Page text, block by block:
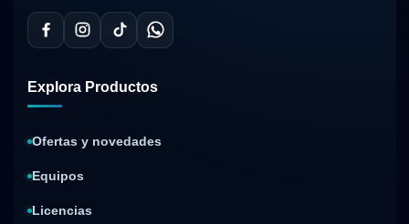
Explora Productos
Ofertas y novedades
Equipos
Licencias